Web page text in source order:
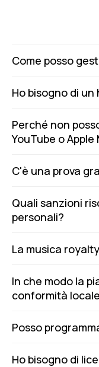
Come posso
Ho bisogno di
Perché non
YouTube o
C'è una prova
Quali sanzioni
personali?
La musica
In che modo la
conformità
Posso
Ho bisogno di